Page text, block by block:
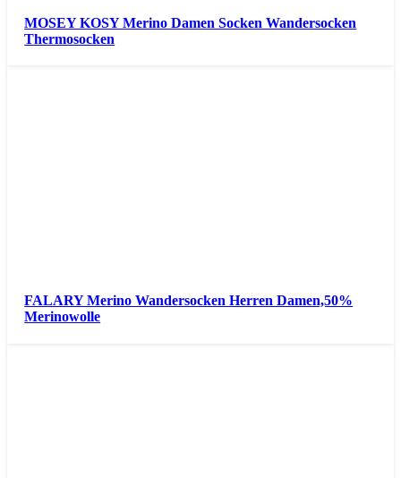
MOSEY KOSY Merino Damen Socken Wandersocken
Thermosocken
FALARY Merino Wandersocken Herren Damen,50%
Merinowolle